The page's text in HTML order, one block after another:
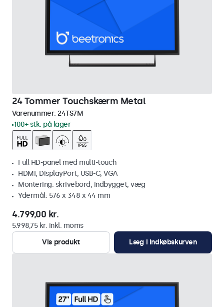
24 Tommer Touchskærm Metal
Varenummer: 24TS7M
100+ stk. på lager
Full HD-panel med multi-touch
HDMI, DisplayPort, USB-C, VGA
Montering: skrivebord, indbygget, væg
Ydermål: 576 x 348 x 44 mm
4.799,00 kr.
5.998,75 kr. inkl. moms
Vis produkt
Læg i indkøbskurven